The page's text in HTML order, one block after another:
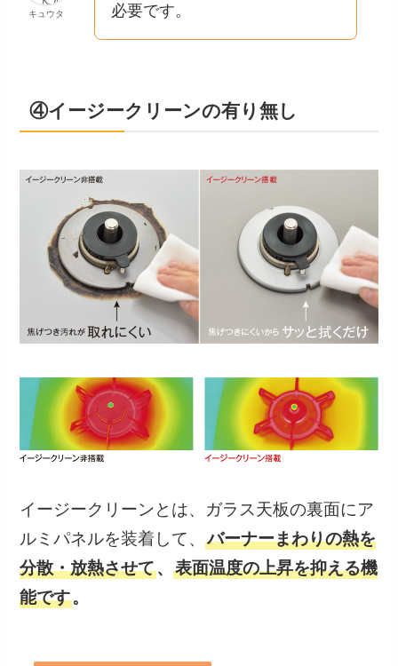
キュウタ
必要です。
④イージークリーンの有り無し
イージークリーンとは、ガラス天板の裏面にア
ルミパネルを装着して、バーナーまわりの熱を
分散・放熱させて、表面温度の上昇を抑える機
能です。